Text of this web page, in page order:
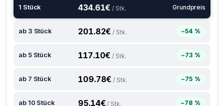
1 Stück 434.61€ / Stk. Grundpreis
ab 3 Stück 201.82€ / Stk. −54 %
ab 5 Stück 117.10€ / Stk. −73 %
ab 7 Stück 109.78€ / Stk. −75 %
ab 10 Stück 95.14€ / Stk. −78 %